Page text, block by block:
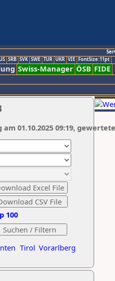
SRB SVK SWE TUR UKR VIE FontSize:11pt
Swiss-Manager ÖSB FIDE
Tirol Vorarlberg
100
01.10.2025 09:19,